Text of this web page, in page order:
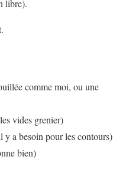
libre).
comme moi, ou une
vides grenier)
a besoin pour les contours)
bien)